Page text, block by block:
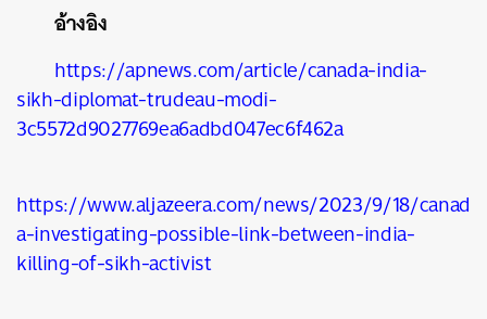
อ้างอิง
https://apnews.com/article/canada-india-
sikh-diplomat-trudeau-modi-
3c5572d9027769ea6adbd047ec6f462a
https://www.aljazeera.com/news/2023/9/18/canad
a-investigating-possible-link-between-india-
killing-of-sikh-activist